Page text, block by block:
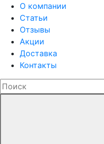
О компании
Статьи
Отзывы
Акции
Доставка
Контакты